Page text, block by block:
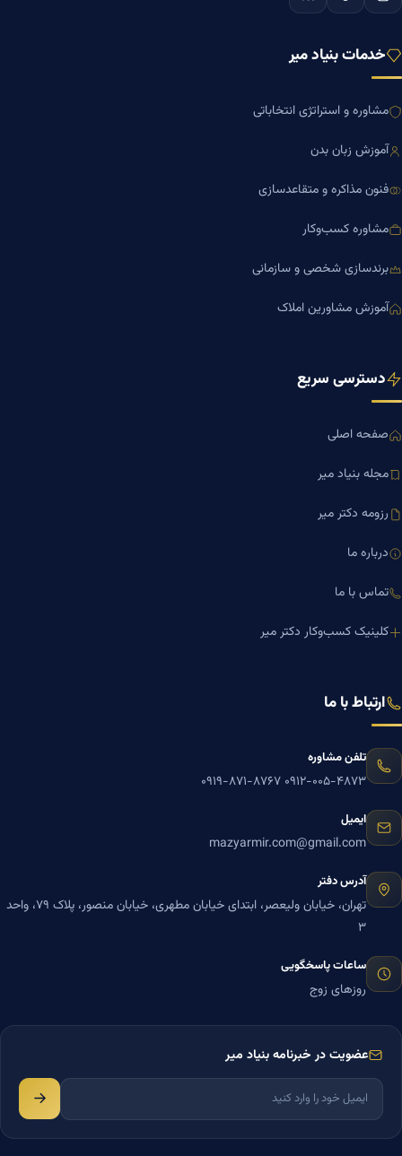
خدمات بنیاد میر
مشاوره و استراتژی انتخاباتی
آموزش زبان بدن
فنون مذاکره و متقاعدسازی
مشاوره کسب‌وکار
برندسازی شخصی و سازمانی
آموزش مشاورین املاک
دسترسی سریع
صفحه اصلی
مجله بنیاد میر
رزومه دکتر میر
درباره ما
تماس با ما
کلینیک کسب‌وکار دکتر میر
ارتباط با ما
تلفن مشاوره
۰۹۱۲-۰۰۵-۴۸۷۳ ۰۹۱۹-۸۷۱-۸۷۶۷
ایمیل
mazyarmir.com@gmail.com
آدرس دفتر
تهران، خیابان ولیعصر، ابتدای خیابان مطهری، خیابان منصور، پلاک ۷۹، واحد
۳
ساعات پاسخگویی
روزهای زوج
عضویت در خبرنامه بنیاد میر